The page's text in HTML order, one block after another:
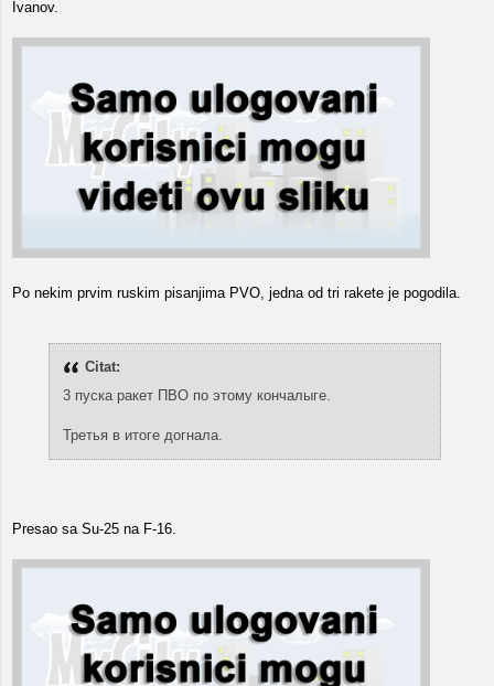
Ivanov.
Po nekim prvim ruskim pisanjima PVO, jedna od tri rakete je pogodila.
Citat:
3 пуска ракет ПВО по этому кончалыге.
Третья в итоге догнала.
Presao sa Su-25 na F-16.